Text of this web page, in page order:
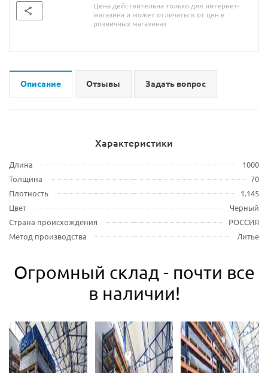
Цена действительна только для интернет-
магазина и может отличаться от цен в
розничных магазинах
Описание Отзывы Задать вопрос
Характеристики
Длина
1000
Толщина
70
Плотность
1.145
Цвет
Черный
Страна происхождения
РОССИЯ
Метод производства
Литье
Огромный склад - почти все
в наличии!